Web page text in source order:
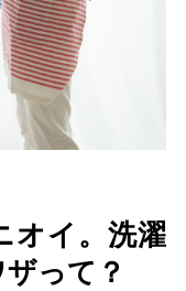
オイ。洗濯
って？